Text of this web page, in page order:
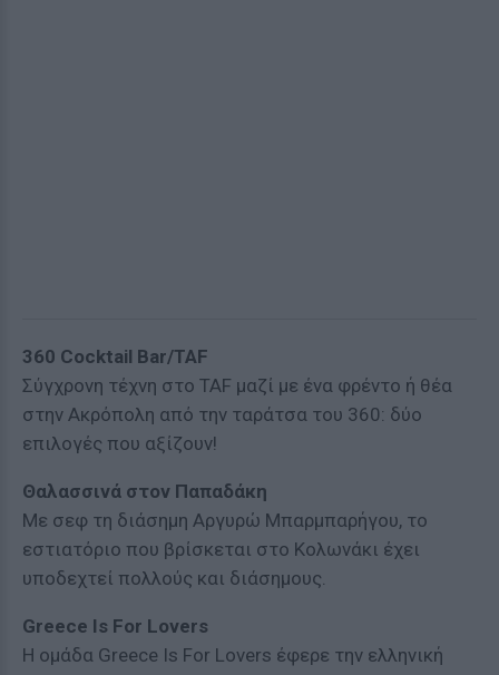
360 Cocktail Bar/ΤΑF
Σύγχρονη τέχνη στο TAF μαζί με ένα φρέντο ή θέα
στην Ακρόπολη από την ταράτσα του 360: δύο
επιλογές που αξίζουν!
Θαλασσινά στον Παπαδάκη
Με σεφ τη διάσημη Αργυρώ Μπαρμπαρήγου, το
εστιατόριο που βρίσκεται στο Κολωνάκι έχει
υποδεχτεί πολλούς και διάσημους.
Greece Is For Lovers
Η ομάδα Greece Is For Lovers έφερε την ελληνική